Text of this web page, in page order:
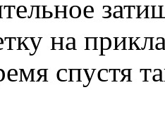
на
спустя